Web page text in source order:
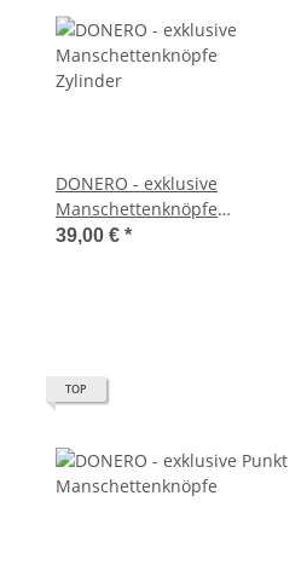
DONERO - exklusive
Manschettenknöpfe
Zylinder
39,00 € *
TOP